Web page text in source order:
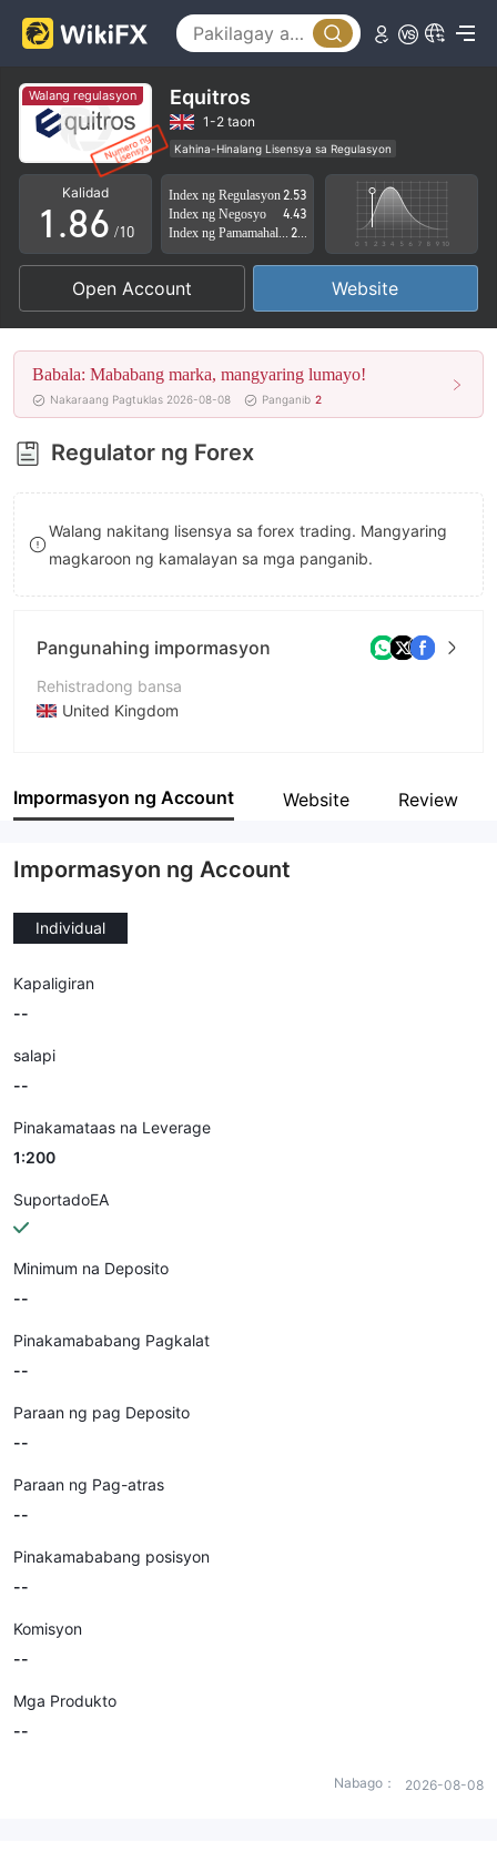
Walang regulasyon Equitros
1-2 taon
Kahina-Hinalang Lisensya sa Regulasyon
Kahina-hinalang saklaw ng Negosyo
Mataas na potensyal na peligro
Kalidad
0
1
2
3
4
5
6
7
8
9
.
4
5
6
7
8
9
2
3
4
5
6
7
8
9
/10
Index ng Regulasyon 2.53
Index ng Negosyo
4.43
2.53
Open Account Website
Babala: Mababang marka, mangyaring lumayo!
Nakaraang Pagtuklas 2026-08-08 Panganib 2
Regulator ng Forex
Walang nakitang lisensya sa forex trading. Mangyaring
magkaroon ng kamalayan sa mga panganib.
Pangunahing impormasyon
Rehistradong bansa
United Kingdom
Kumpanya
Impormasyon ng Account Website Review
Impormasyon ng Account
Individual
Kapaligiran
--
salapi
--
Pinakamataas na Leverage
1:200
SuportadoEA
Minimum na Deposito
--
Pinakamababang Pagkalat
--
Paraan ng pag Deposito
--
Paraan ng Pag-atras
--
Pinakamababang posisyon
--
Komisyon
--
Mga Produkto
--
Nabago： 2026-08-08